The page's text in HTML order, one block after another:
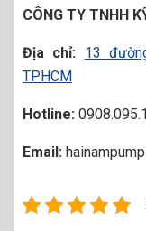
CÔNG TY TNHH
Địa chỉ: 13
TPHCM
Hotline:
Email: